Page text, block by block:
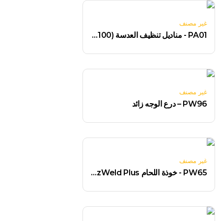
غير مصنف
PA01 - مناديل تنظيف العدسة (100 منديل)
غير مصنف
PW96 – درع الوجه زائد
غير مصنف
PW65 - خوذة اللحام BizWeld Plus